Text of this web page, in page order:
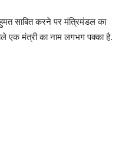
साबित करने पर मंत्रिमंडल का
एक मंत्री का नाम लगभग पक्का है.